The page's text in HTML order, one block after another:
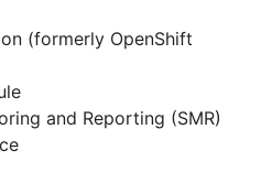
(formerly OpenShift
and Reporting (SMR)